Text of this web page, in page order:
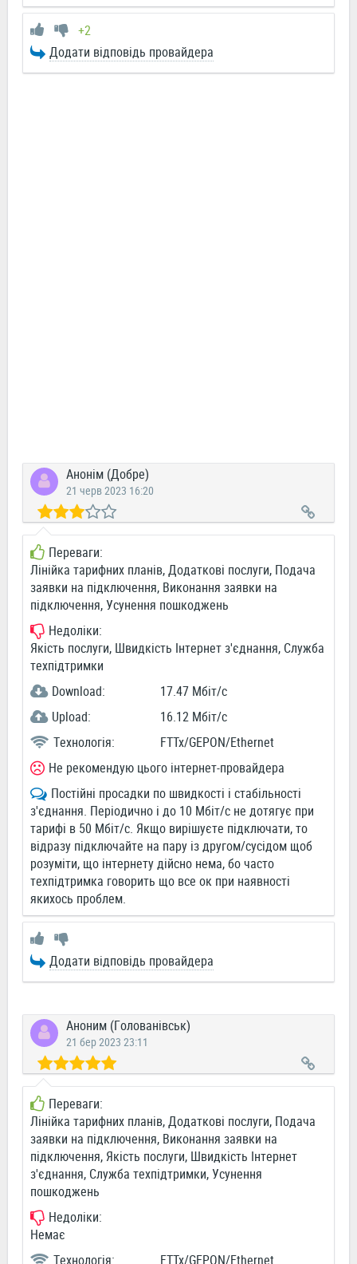
+2
Додати відповідь провайдера
Анонім (Добре)
21 черв 2023 16:20
Переваги:
Лінійка тарифних планів, Додаткові послуги, Подача
заявки на підключення, Виконання заявки на
підключення, Усунення пошкоджень
Недоліки:
Якість послуги, Швидкість Інтернет з'єднання, Служба
техпідтримки
Download:
17.47 Мбіт/c
Upload:
16.12 Мбіт/c
Технологія:
FTTx/GEPON/Ethernet
Не рекомендую цього інтернет-провайдера
Постійні просадки по швидкості і стабільності
з'єднання. Періодично і до 10 Мбіт/с не дотягує при
тарифі в 50 Мбіт/с. Якщо вирішуєте підключати, то
відразу підключайте на пару із другом/сусідом щоб
розуміти, що інтернету дійсно нема, бо часто
техпідтримка говорить що все ок при наявності
якихось проблем.
Додати відповідь провайдера
Аноним (Голованівськ)
21 бер 2023 23:11
Переваги:
Лінійка тарифних планів, Додаткові послуги, Подача
заявки на підключення, Виконання заявки на
підключення, Якість послуги, Швидкість Інтернет
з'єднання, Служба техпідтримки, Усунення
пошкоджень
Недоліки:
Немає
Технологія:
FTTx/GEPON/Ethernet